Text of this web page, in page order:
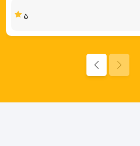
5